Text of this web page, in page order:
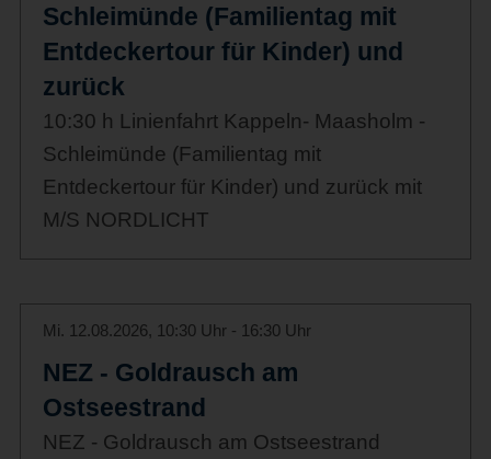
Schleimünde (Familientag mit
Entdeckertour für Kinder) und
zurück
10:30 h Linienfahrt Kappeln- Maasholm -
Schleimünde (Familientag mit
Entdeckertour für Kinder) und zurück mit
M/S NORDLICHT
Mi. 12.08.2026, 10:30 Uhr - 16:30 Uhr
NEZ - Goldrausch am
Ostseestrand
NEZ - Goldrausch am Ostseestrand